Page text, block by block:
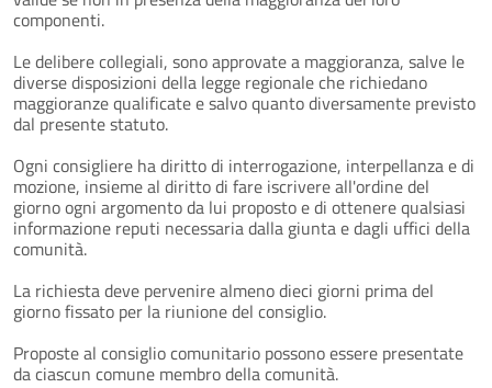
componenti.
Le delibere collegiali, sono approvate a maggioranza, salve le
diverse disposizioni della legge regionale che richiedano
maggioranze qualificate e salvo quanto diversamente previsto
dal presente statuto.
Ogni consigliere ha diritto di interrogazione, interpellanza e di
mozione, insieme al diritto di fare iscrivere all'ordine del
giorno ogni argomento da lui proposto e di ottenere qualsiasi
informazione reputi necessaria dalla giunta e dagli uffici della
comunità.
La richiesta deve pervenire almeno dieci giorni prima del
giorno fissato per la riunione del consiglio.
Proposte al consiglio comunitario possono essere presentate
da ciascun comune membro della comunità.